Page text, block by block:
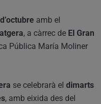
amb el
, a càrrec de El Gran
Pública María Moliner
se celebrarà el dimarts
, amb eixida des del